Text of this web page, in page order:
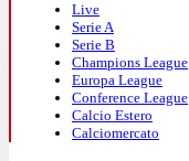
Live
Serie A
Serie B
Champions League
Europa League
Conference League
Calcio Estero
Calciomercato